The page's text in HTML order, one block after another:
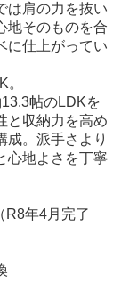
は肩の力を抜い
地そのものを合
に仕上がってい
帖のLDKを
と収納力を高め
成。派手さより
心地よさを丁寧
R8年4月完了